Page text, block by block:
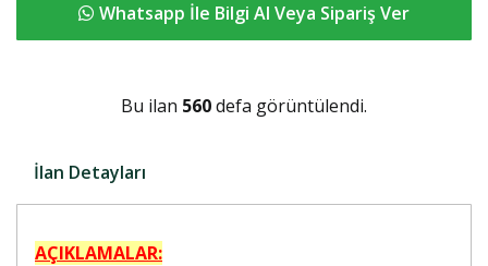
Whatsapp İle Bilgi Al Veya Sipariş Ver
Bu ilan 560defa görüntülendi.
İlan Detayları
AÇIKLAMALAR: